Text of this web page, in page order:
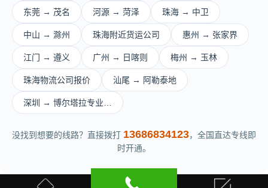
东莞 → 茂名 河源 → 菏泽 珠海 → 中卫
中山 → 滁州 珠海附近货运公司 惠州 → 张家界
江门 → 遵义 广州 → 日喀则 梅州 → 玉林
珠海物流公司报价 汕尾 → 阿勒泰地
深圳 → 博尔塔拉专业…
没找到想要的线路？直接拨打 13686834123，全国直达专线即
时开通。